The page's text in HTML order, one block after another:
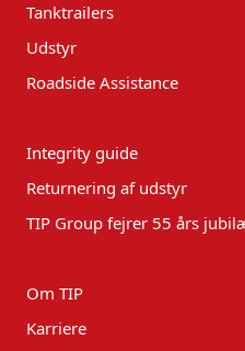
Tanktrailers
Udstyr
Roadside Assistance
Integrity guide
Returnering af udstyr
TIP Group fejrer 55 års
Om TIP
Karriere